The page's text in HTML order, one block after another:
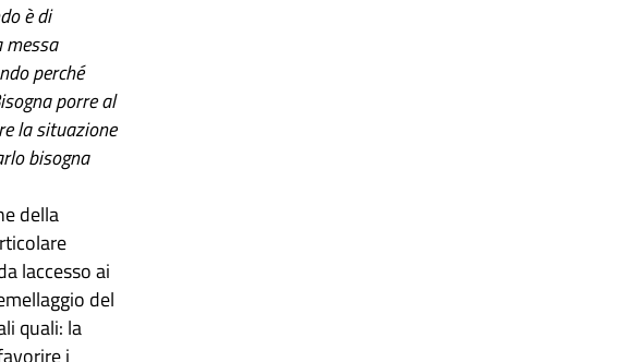
è di
messa
perché
porre al
la situazione
bisogna
della
laccesso ai
del
quali: la